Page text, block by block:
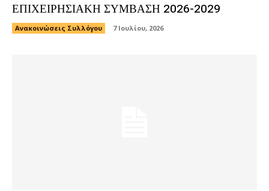
ΕΠΙΧΕΙΡΗΣΙΑΚΗ ΣΥΜΒΑΣΗ 2026-2029
Ανακοινώσεις Συλλόγου 7 Ιουλίου, 2026